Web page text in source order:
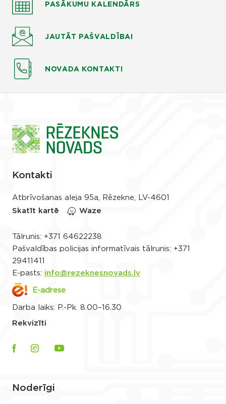
PASĀKUMU KALENDĀRS
JAUTĀT PAŠVALDĪBAI
NOVADA KONTAKTI
Kontakti
Atbrīvošanas aleja 95a, Rēzekne, LV-4601
Skatīt kartē
Waze
Tālrunis: +371 64622238
Pašvaldības policijas informatīvais tālrunis: +371
29411411
E-pasts: info@rezeknesnovads.lv
E-adrese
Darba laiks: P.-Pk. 8.00–16.30
Rekvizīti
Noderīgi